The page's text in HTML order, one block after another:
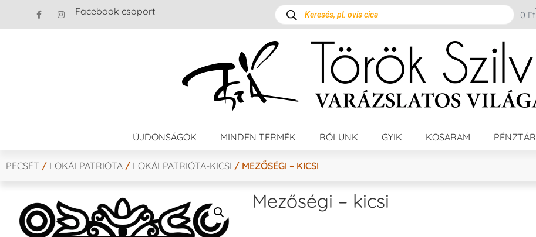
Facebook csoport 0 Ft
ÚJDONSÁGOK MINDEN TERMÉK RÓLUNK GYIK KOSARAM PÉNZTÁR
PECSÉT / LOKÁLPATRIÓTA / LOKÁLPATRIÓTA-KICSI / MEZŐSÉGI – KICSI
Mezőségi – kicsi